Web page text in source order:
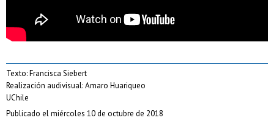
Texto: Francisca Siebert
Realización audivisual: Amaro Huariqueo
UChile
Publicado el miércoles 10 de octubre de 2018